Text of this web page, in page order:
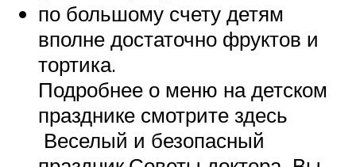
по большому счету детям
вполне достаточно фруктов и
тортика.
Подробнее о меню на детском
празднике смотрите здесь
Веселый и безопасный